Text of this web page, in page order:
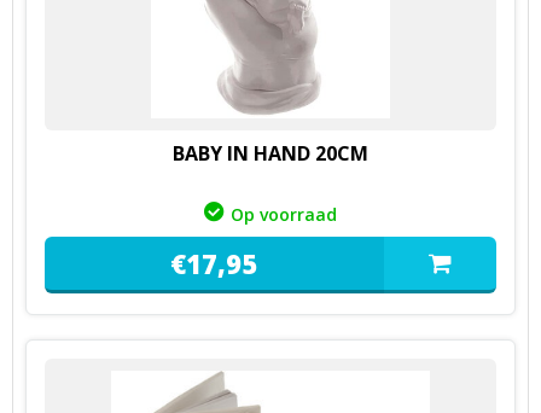
BABY IN HAND 20CM
Op voorraad
€17,95